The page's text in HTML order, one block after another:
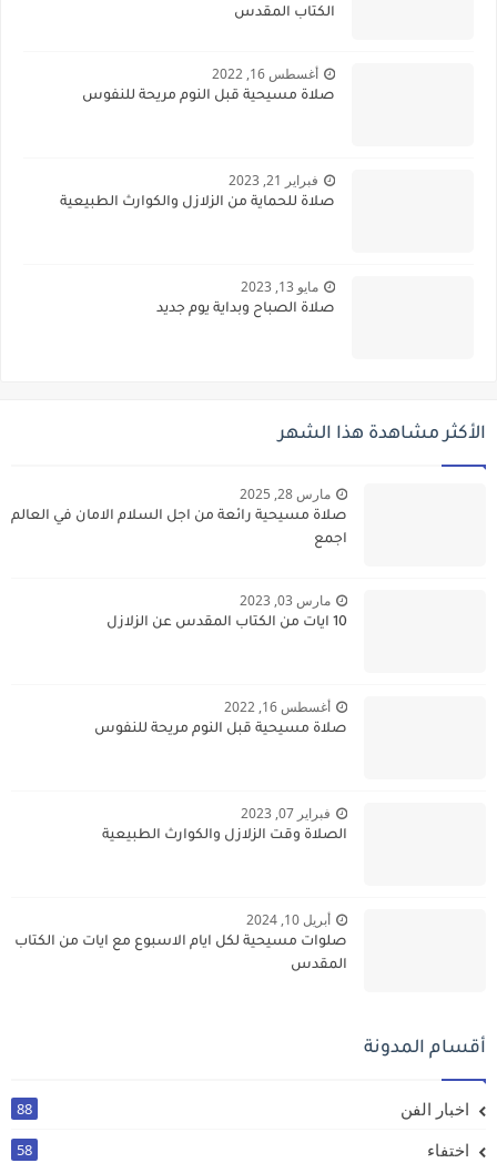
الكتاب المقدس
أغسطس 16, 2022
صلاة مسيحية قبل النوم مريحة للنفوس
فبراير 21, 2023
صلاة للحماية من الزلازل والكوارث الطبيعية
مايو 13, 2023
صلاة الصباح وبداية يوم جديد
الأكثر مشاهدة هذا الشهر
مارس 28, 2025
صلاة مسيحية رائعة من اجل السلام الامان في العالم
اجمع
مارس 03, 2023
10 ايات من الكتاب المقدس عن الزلازل
أغسطس 16, 2022
صلاة مسيحية قبل النوم مريحة للنفوس
فبراير 07, 2023
الصلاة وقت الزلازل والكوارث الطبيعية
أبريل 10, 2024
صلوات مسيحية لكل ايام الاسبوع مع ايات من الكتاب
المقدس
أقسام المدونة
اخبار الفن 88
اختفاء 58